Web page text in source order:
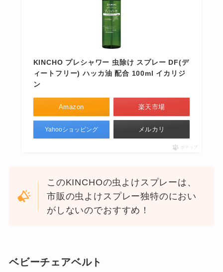
KINCHO プレシャワー 虫除け スプレー DF(デ
ィートフリー) ハッカ油 配合 100ml イカリジ
ン
Amazon 楽天市場
Yahooショッピング メルカリ
ポチップ
このKINCHOの虫よけスプレーは、
市販の虫よけスプレー独特のにおい
がしないのでおすすめ！
ベビーチェアベルト